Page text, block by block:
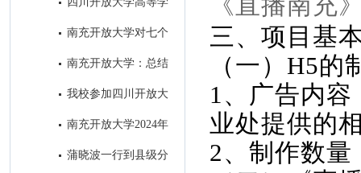
历继续教育退役士兵招生宣传专
南充开放大学对七个
县级分校开展“达标工程”实地验
南充开放大学：总结
去年系统工作 擂响今年春招战
我校参加四川开放大
学举办的全省招生宣传微视频大
南充开放大学2024年
蒲晓波一行到县级分
三、项目基
（一）H5的
1、广告内
业处提供的
2、制作数量